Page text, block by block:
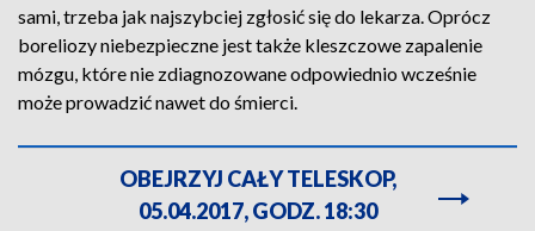
sami, trzeba jak najszybciej zgłosić się do lekarza. Oprócz
boreliozy niebezpieczne jest także kleszczowe zapalenie
mózgu, które nie zdiagnozowane odpowiednio wcześnie
może prowadzić nawet do śmierci.
OBEJRZYJ CAŁY TELESKOP,
05.04.2017, GODZ. 18:30